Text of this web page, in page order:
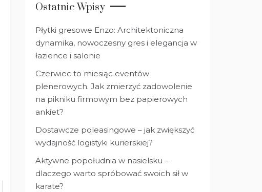
Ostatnie Wpisy
Płytki gresowe Enzo: Architektoniczna
dynamika, nowoczesny gres i elegancja w
łazience i salonie
Czerwiec to miesiąc eventów
plenerowych. Jak zmierzyć zadowolenie
na pikniku firmowym bez papierowych
ankiet?
Dostawcze poleasingowe – jak zwiększyć
wydajność logistyki kurierskiej?
Aktywne popołudnia w nasielsku –
dlaczego warto spróbować swoich sił w
karate?